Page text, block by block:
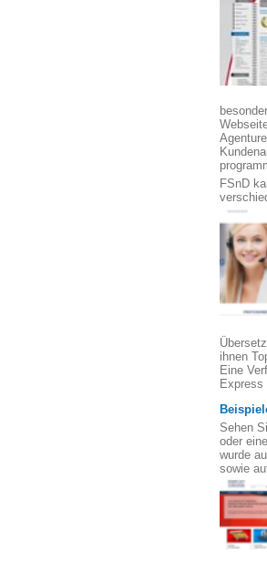
FSnD
ihnen
Eine
Express
Sehen
oder
wurde
sowie